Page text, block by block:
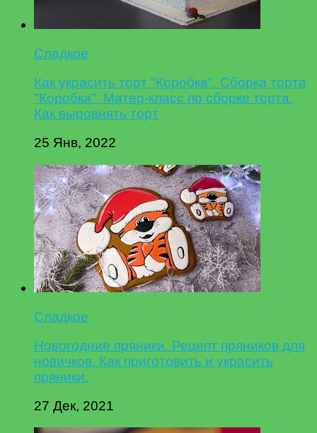
Сладкое
Как украсить торт "Коробка". Сборка торта
"Коробка". Матер-класс по сборке торта.
Как выровнять торт
25 Янв, 2022
Сладкое
Новогодние пряники. Рецепт пряников для
новичков. Как приготовить и украсить
пряники.
27 Дек, 2021